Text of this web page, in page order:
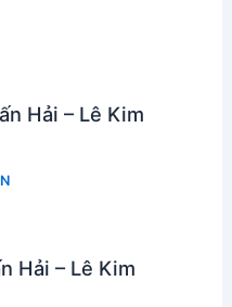
Hải – Lê Kim
Hải – Lê Kim